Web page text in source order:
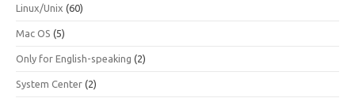
Linux/Unix (60)
Mac OS (5)
Only for English-speaking (2)
System Center (2)